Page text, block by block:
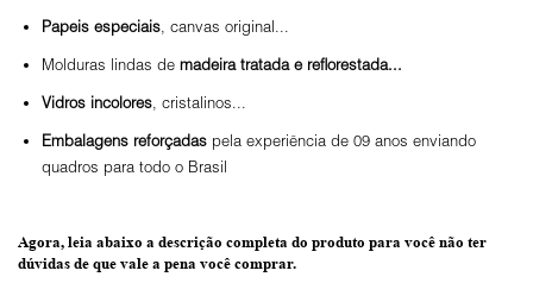
Papeis especiais, canvas original...
Molduras lindas de madeira tratada e reflorestada...
Vidros incolores, cristalinos...
Embalagens reforçadas pela experiência de 09 anos enviando
quadros para todo o Brasil
Agora, leia abaixo a descrição completa do produto para você não ter
dúvidas de que vale a pena você comprar.